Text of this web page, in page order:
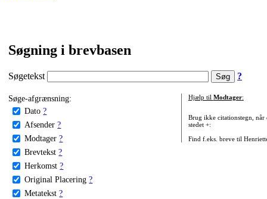
Søgning i brevbasen
Søgetekst ?
Søge-afgrænsning:
Dato ?
Afsender ?
Modtager ?
Brevtekst ?
Herkomst ?
Original Placering ?
Metatekst ?
Hjælp til Modtager:
Brug ikke citationstegn, når
stedet +:
Find f.eks. breve til